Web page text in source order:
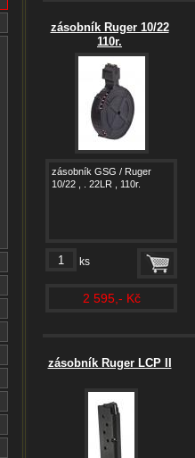
zásobník Ruger 10/22
110r.
zásobník GSG / Ruger
10/22 , . 22LR , 110r.
ks
2 595,- Kč
zásobník Ruger LCP II